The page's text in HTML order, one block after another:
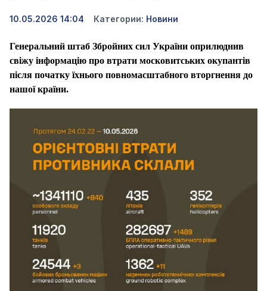
10.05.2026 14:04 Категории: Новини
Генеральний штаб Збройних сил України оприлюднив
свіжу інформацію про втрати московитських окупантів
після початку їхнього повномасштабного вторгнення до
нашої країни.